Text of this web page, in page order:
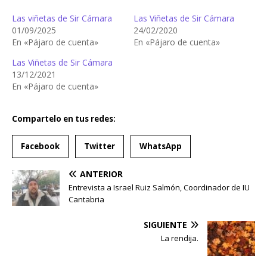
Las viñetas de Sir Cámara
01/09/2025
En «Pájaro de cuenta»
Las Viñetas de Sir Cámara
24/02/2020
En «Pájaro de cuenta»
Las Viñetas de Sir Cámara
13/12/2021
En «Pájaro de cuenta»
Compartelo en tus redes:
Facebook Twitter WhatsApp
ANTERIOR
Entrevista a Israel Ruiz Salmón, Coordinador de IU
Cantabria
SIGUIENTE
La rendija.